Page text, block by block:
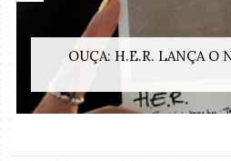
OUÇA: H.E.R. LANÇA O